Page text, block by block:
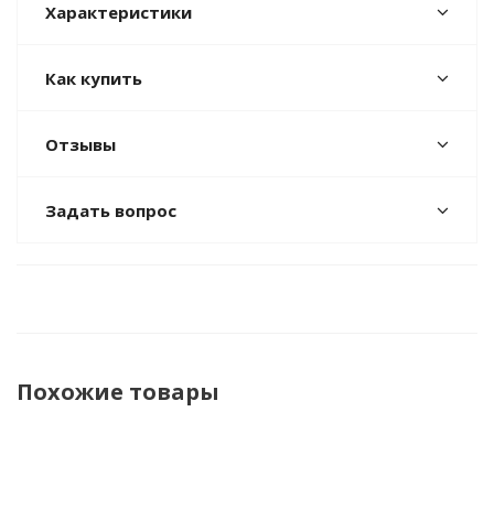
Характеристики
Как купить
Отзывы
Задать вопрос
Похожие товары